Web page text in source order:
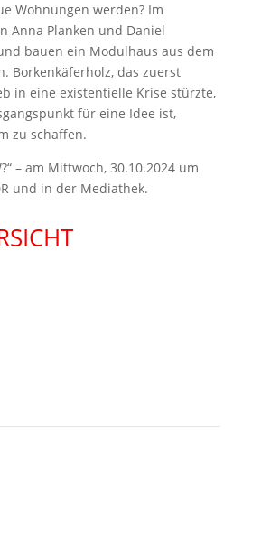
Wohnungen werden? Im
Anna Planken und Daniel
bauen ein Modulhaus aus dem
Borkenkäferholz, das zuerst
in eine existentielle Krise stürzte,
für eine Idee ist,
zu schaffen.
– am Mittwoch, 30.10.2024 um
und in der Mediathek.